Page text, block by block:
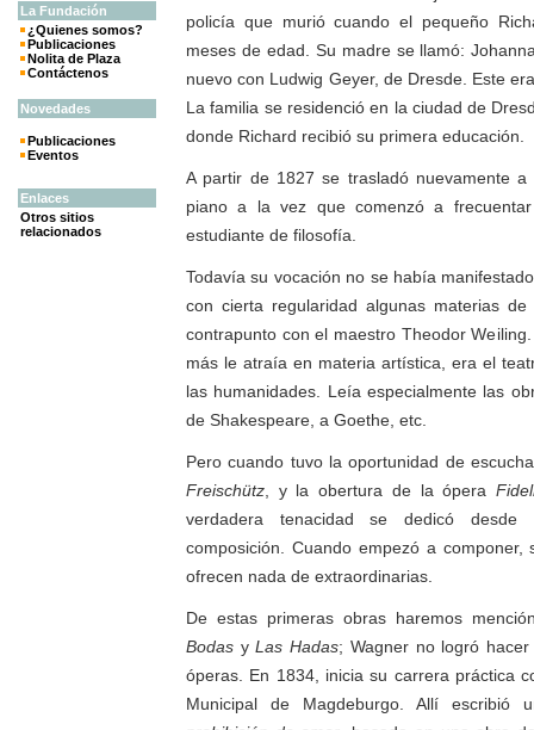
La Fundación
¿Quienes somos?
Publicaciones
Nolita de Plaza
Contáctenos
Novedades
Publicaciones
Eventos
Enlaces
Otros sitios
relacionados
policía que murió cuando el pequeño
meses de edad. Su madre se llamó:
nuevo con Ludwig Geyer, de Dresde. Este
La familia se residenció en la ciudad de
donde Richard recibió su primera educación.
A partir de 1827 se trasladó nuevamente a
piano a la vez que comenzó a
estudiante de filosofía.
Todavía su vocación no se había
con cierta regularidad algunas materias
contrapunto con el maestro Theodor
más le atraía en materia artística, era el
las humanidades. Leía especialmente las
de Shakespeare, a Goethe, etc.
Pero cuando tuvo la oportunidad de
Freischütz , y la obertura de la ópera
verdadera tenacidad se dedicó desde
composición. Cuando empezó a componer,
ofrecen nada de extraordinarias.
De estas primeras obras haremos
Bodas yLas Hadas; Wagner no logró
óperas. En 1834, inicia su carrera práctica
Municipal de Magdeburgo. Allí escribió